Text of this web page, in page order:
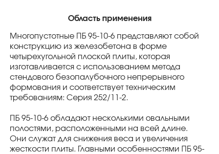
Область применения
Многопустотные ПБ 95-10-6 представляют собой
конструкцию из железобетона в форме
четырехугольной плоской плиты, которая
изготавливается с использованием метода
стендового безопалубочного непрерывного
формования и соответствует техническим
требованиям: Серия 252/11-2.
ПБ 95-10-6 обладают несколькими овальными
полостями, расположенными на всей длине.
Они служат для снижения веса и увеличения
жесткости плиты. Главными особенностями ПБ 95-